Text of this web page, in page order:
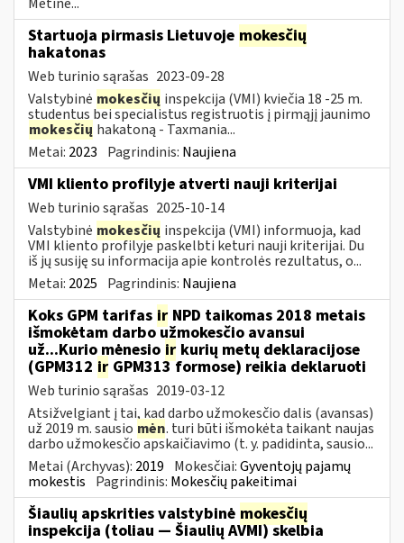
Startuoja pirmasis Lietuvoje mokesčių
hakatonas
Web turinio sąrašas 2023-09-28
Valstybinė mokesčių inspekcija (VMI) kviečia 18 -25 m.
studentus bei specialistus registruotis į pirmąjį jaunimo
mokesčių hakatoną - Taxmania...
Metai: 2023 Pagrindinis: Naujiena
VMI kliento profilyje atverti nauji kriterijai
Web turinio sąrašas 2025-10-14
Valstybinė mokesčių inspekcija (VMI) informuoja, kad
VMI kliento profilyje paskelbti keturi nauji kriterijai. Du
iš jų susiję su informacija apie kontrolės rezultatus, o...
Metai: 2025 Pagrindinis: Naujiena
Koks GPM tarifas ir NPD taikomas 2018 metais
išmokėtam darbo užmokesčio avansui
už...Kurio mėnesio ir kurių metų deklaracijose
(GPM312 ir GPM313 formose) reikia deklaruoti
Web turinio sąrašas 2019-03-12
Atsižvelgiant į tai, kad darbo užmokesčio dalis (avansas)
už 2019 m. sausio mėn. turi būti išmokėta taikant naujas
darbo užmokesčio apskaičiavimo (t. y. padidinta, sausio...
Metai (Archyvas): 2019 Mokesčiai:Gyventojų pajamų
mokestis Pagrindinis: Mokesčių pakeitimai
Šiaulių apskrities valstybinė mokesčių
inspekcija (toliau — Šiaulių AVMI) skelbia